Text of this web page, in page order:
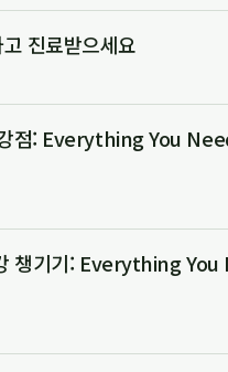
진료받으세요
강점: Everything You
챙기기: Everything